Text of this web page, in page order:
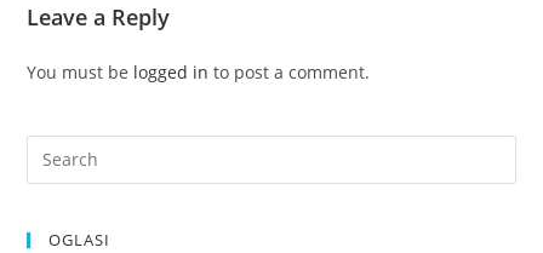
Leave a Reply
You must be logged in to post a comment.
OGLASI